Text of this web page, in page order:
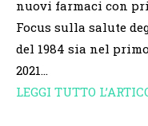
nuovi farmaci con
Focus sulla salute
del 1984 sia nel
2021…
LEGGI TUTTO